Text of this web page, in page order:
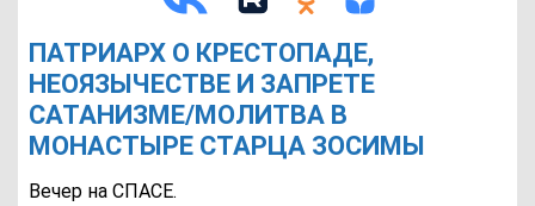
ПАТРИАРХ О КРЕСТОПАДЕ,
НЕОЯЗЫЧЕСТВЕ И ЗАПРЕТЕ
САТАНИЗМЕ/МОЛИТВА В
МОНАСТЫРЕ СТАРЦА ЗОСИМЫ
Вечер на СПАСЕ.